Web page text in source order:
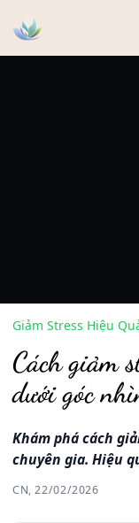
Giảm Stress Hiệu
Cách giảm
dưới góc
Khám phá cách
chuyên gia. Hiệu
CN, 22/02/2026